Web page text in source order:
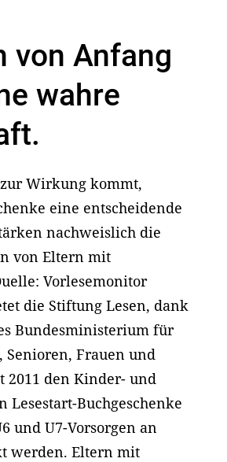
von Anfang
wahre
Wirkung kommt,
eine entscheidende
nachweislich die
von Eltern mit
Vorlesemonitor
die Stiftung Lesen, dank
Bundesministerium für
Frauen und
2011 den Kinder- und
Lesestart-Buchgeschenke
und U7-Vorsorgen an
werden. Eltern mit